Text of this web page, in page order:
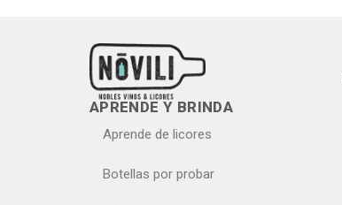
APRENDE Y BRINDA
Aprende de licores
Botellas por probar